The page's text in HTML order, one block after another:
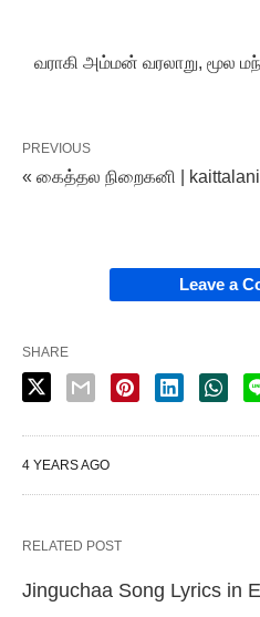
வராகி அம்மன் வரலாறு, மூல
PREVIOUS
« கைத்தல நிறைகனி |
Leave a
SHARE
4 YEARS AGO
RELATED POST
Jinguchaa Song Lyrics in